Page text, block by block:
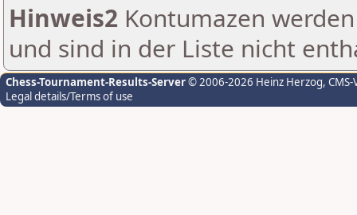
Hinweis2 Kontumazen
und sind in der Liste nicht
Chess-Tournament-Results-Server© 2006-2026 Heinz Herzog,
Legal details/Terms of use